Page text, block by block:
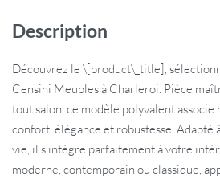
Description
Découvrez le \[product\_title],
Censini Meubles à Charleroi. Pièce
tout salon, ce modèle polyvalent
confort, élégance et robustesse. Adapté
vie, il s’intègre parfaitement à votre
moderne, contemporain ou classique,